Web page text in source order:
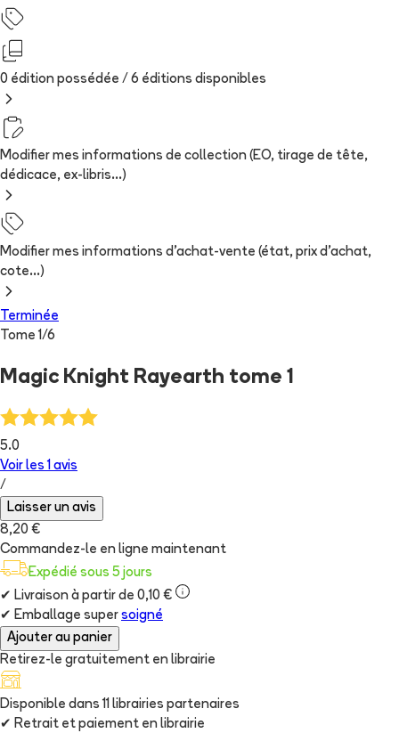
0 édition possédée / 6 éditions disponibles
Modifier mes informations de collection (EO, tirage de tête,
dédicace, ex-libris...)
Modifier mes informations d'achat-vente (état, prix d'achat,
cote...)
Terminée
Tome 1/6
Magic Knight Rayearth tome 1
5.0
Voir les 1 avis
/
Laisser un avis
8,20 €
Commandez-le en ligne maintenant
Expédié sous 5 jours
✔ Livraison à partir de 0,10 €
✔ Emballage super soigné
Ajouter au panier
Retirez-le gratuitement en librairie
Disponible dans 11 librairies partenaires
✔ Retrait et paiement en librairie